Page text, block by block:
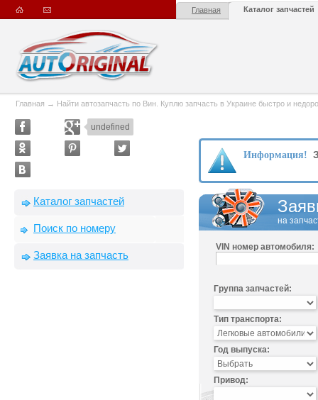
Главная Каталог запчастей
Главная → Найти автозапчасть по Вин. Куплю запчасть в Украине быстро и
undefined
Каталог запчастей
Поиск по номеру
Заявка на запчасть
Информация!
на
VIN номер автомобиля:
Группа запчастей:
Тип транспорта:
Год выпуска:
Привод: